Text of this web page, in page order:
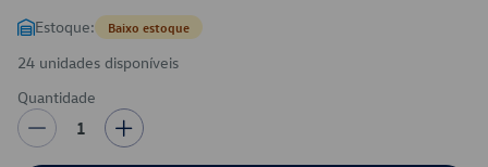
Estoque: Baixo estoque
24 unidades disponíveis
Quantidade
1